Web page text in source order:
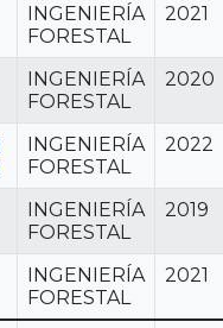
INGENIERÍA
FORESTAL
2021
INGENIERÍA
FORESTAL
2020
INGENIERÍA
FORESTAL
2022
INGENIERÍA
FORESTAL
2019
INGENIERÍA
FORESTAL
2021